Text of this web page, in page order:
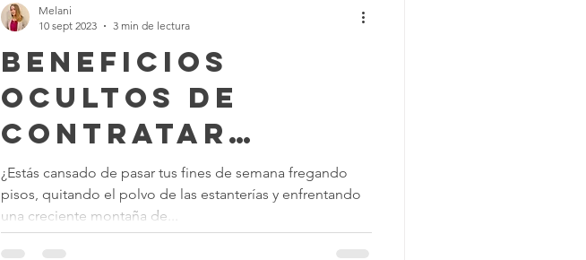
Beneficios
ocultos de
contratar
profesionales
para limpiar
casa - Beneficios
¿Estás cansado de pasar tus fines de semana fregando
pisos, quitando el polvo de las estanterías y enfrentando
una creciente montaña de...
Melani
10 sept 2023
3 min de lectura